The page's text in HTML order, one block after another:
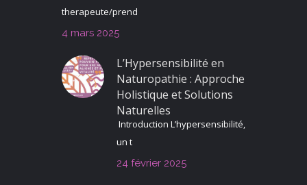
therapeute/prend
4 mars 2025
L’Hypersensibilité en
Naturopathie : Approche
Holistique et Solutions
Naturelles
Introduction L’hypersensibilité,
un t
24 février 2025